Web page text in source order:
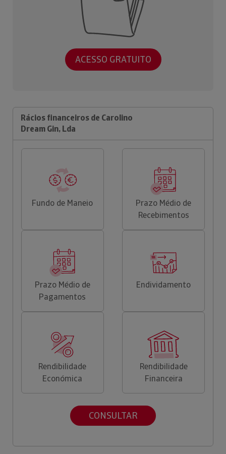
ACESSO GRATUITO
Rácios financeiros de Carolino
Dream Gin, Lda
Fundo de Maneio
Prazo Médio de
Recebimentos
Prazo Médio de
Pagamentos
Endividamento
Rendibilidade
Económica
Rendibilidade
Financeira
CONSULTAR